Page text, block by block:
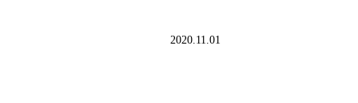
2020.11.01